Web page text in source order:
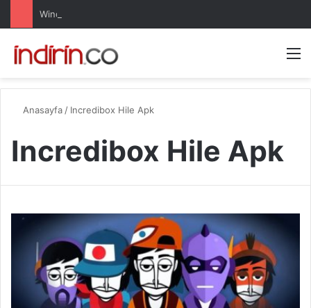
Windows 10 Pro indir – Türkçe – Güncel 2025
Anasayfa / Incredibox Hile Apk
Incredibox Hile Apk